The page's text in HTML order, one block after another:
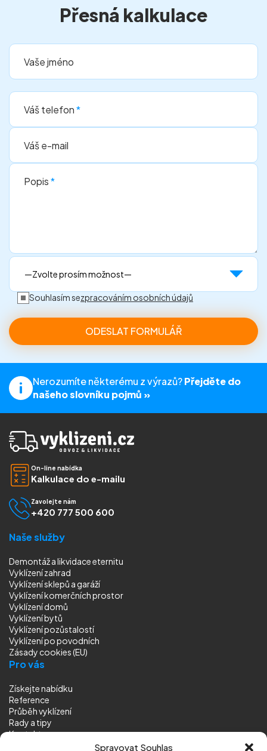
Spravovat Souhlas
Přesná kalkulace
Vaše jméno
Váš telefon*
Váš e-mail
Popis*
Souhlasím sezpracováním osobních údajů
Nerozumíte některému z výrazů?Přejděte do
našeho slovníku pojmů »
On-line nabídka
Kalkulace do e-mailu
Zavolejte nám
+420 777 500 600
Naše služby
Demontáž a likvidace eternitu
Vyklízení zahrad
Vyklízení sklepů a garáží
Vyklízení komerčních prostor
Vyklízení domů
Vyklízení bytů
Vyklízení pozůstalostí
Vyklízenípo povodních
Zásady cookies (EU)
Pro vás
Získejte nabídku
Reference
Průběh vyklízení
Rady a tipy
Kontakt